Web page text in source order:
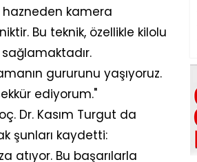
kamera
Bu teknik, özellikle kilolu
gururunu yaşıyoruz.
ediyorum."
Dr. Kasım Turgut da
şunları kaydetti:
atıyor. Bu başarılarla